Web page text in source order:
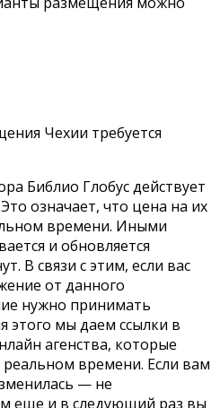
Чехии требуется
Библио Глобус действует
означает, что цена на их
времени. Иными
и обновляется
В связи с этим, если вас
от данного
нужно принимать
этого мы даем ссылки в
агенства, которые
времени. Если вам
— не
еще и в следующий раз вы